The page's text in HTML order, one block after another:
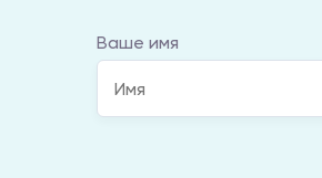
Ваше имя